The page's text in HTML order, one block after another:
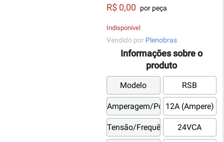
R$ 0,00 por peça
Indisponível
Vendido por Plenobras
Informações sobre o
produto
Modelo RSB
Amperagem/Potência12A (Ampere)
Tensão/Frequência 24VCA